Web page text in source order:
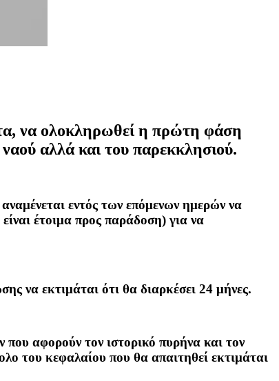
να ολοκληρωθεί η πρώτη φάση
αλλά και του παρεκκλησιού.
εντός των επόμενων ημερών να
έτοιμα προς παράδοση) για να
να εκτιμάται ότι θα διαρκέσει 24 μήνες.
αφορούν τον ιστορικό πυρήνα και τον
του κεφαλαίου που θα απαιτηθεί εκτιμάται